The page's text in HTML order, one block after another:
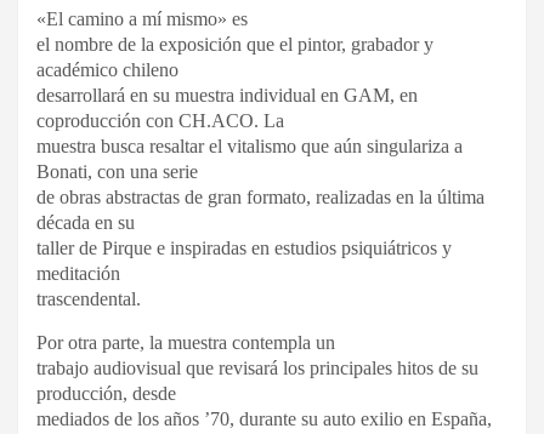
«El camino a mí mismo» es
el nombre de la exposición que el pintor, grabador y
académico chileno
desarrollará en su muestra individual en GAM, en
coproducción con CH.ACO. La
muestra busca resaltar el vitalismo que aún singulariza a
Bonati, con una serie
de obras abstractas de gran formato, realizadas en la última
década en su
taller de Pirque e inspiradas en estudios psiquiátricos y
meditación
trascendental.
Por otra parte, la muestra contempla un
trabajo audiovisual que revisará los principales hitos de su
producción, desde
mediados de los años ’70, durante su auto exilio en España,